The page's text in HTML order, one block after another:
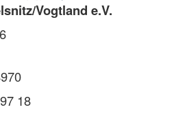
Vogtland e.V.
18